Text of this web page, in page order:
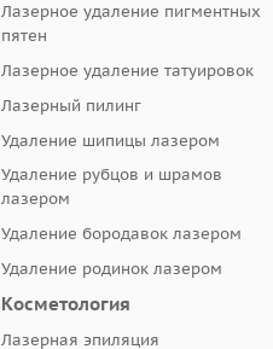
Лазерное удаление пигментных
пятен
Лазерное удаление татуировок
Лазерный пилинг
Удаление шипицы лазером
Удаление рубцов и шрамов
лазером
Удаление бородавок лазером
Удаление родинок лазером
Косметология
Лазерная эпиляция